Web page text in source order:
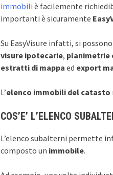
immobili è facilemente
importanti è sicuramente
Su EasyVisure infatti, si
visure ipotecarie, planimetrie
estratti di mappa ed export
L’elenco immobili del catasto
COS’E’ L’ELENCO
L’elenco subalterni permette
composto un immobile.